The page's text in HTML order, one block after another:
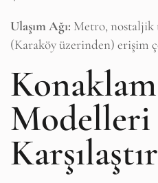
Ulaşım Ağı: Metro, nostaljik
(Karaköy üzerinden) erişim
Modelleri